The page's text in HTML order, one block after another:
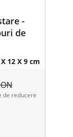
-
de
12 X 9 cm
de reducere